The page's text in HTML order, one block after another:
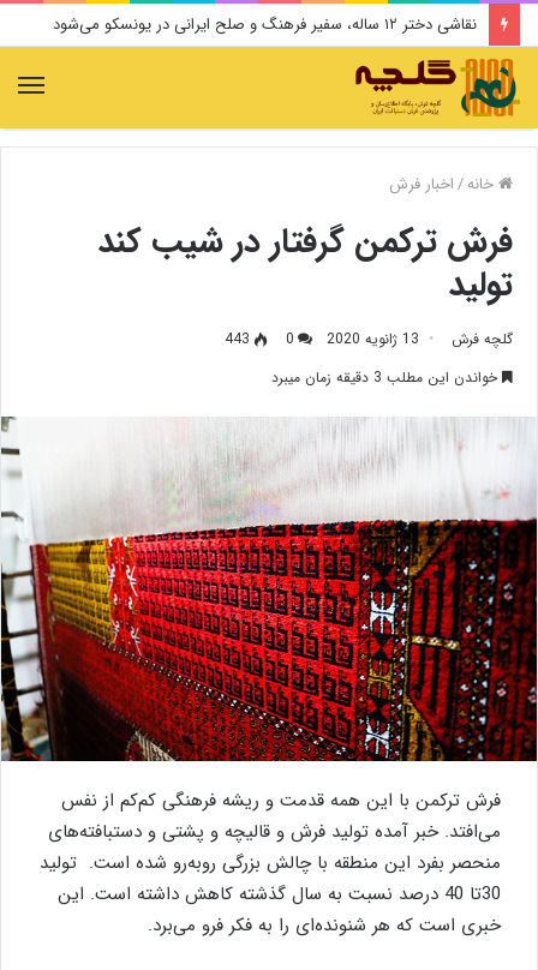
نقاشی دختر ۱۲ ساله، سفیر فرهنگ و صلح ایرانی در یونسکو می‌شود
خانه/اخبار فرش
فرش ترکمن گرفتار در شیب کند
تولید
گلچه فرش 13 ژانویه 2020 0
443
خواندن این مطلب 3 دقیقه زمان میبرد
فرش ترکمن با این همه قدمت و ریشه فرهنگی کم‌کم از نفس
می‌افتد. خبر آمده تولید فرش و قالیچه و پشتی و دستبافته‌های
منحصر بفرد این منطقه با چالش بزرگی روبه‌رو شده است. تولید
30تا 40 درصد نسبت به سال گذشته کاهش داشته است. این
خبری است که هر شنونده‌ای را به فکر فرو می‌برد.